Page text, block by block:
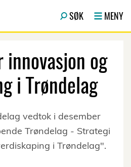
SØK MENY
og
i Trøndelag
vedtok i desember
Trøndelag - Strategi
i Trøndelag".